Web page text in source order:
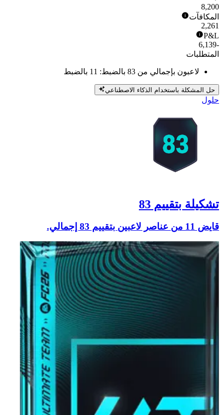
8,200
المكافآت
2,261
P&L
-6,139
المتطلبات
لاعبون بإجمالي من 83 بالضبط: 11 بالضبط
حل المشكلة باستخدام الذكاء الاصطناعي
حلول
تشكيلة بتقييم 83
قايض 11 من عناصر لاعبين بتقييم 83 إجمالي.